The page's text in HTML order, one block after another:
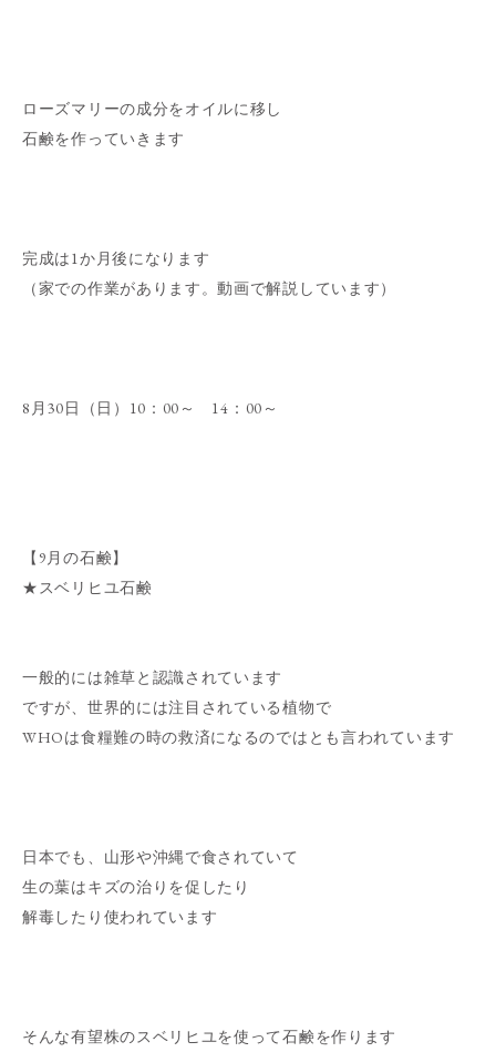
ローズマリーの成分をオイルに移し
石鹸を作っていきます
完成は1か月後になります
（家での作業があります。動画で解説しています）
8月30日（日）10：00～ 14：00～
【9月の石鹸】
★スベリヒユ石鹸
一般的には雑草と認識されています
ですが、世界的には注目されている植物で
WHOは食糧難の時の救済になるのではとも言われています
日本でも、山形や沖縄で食されていて
生の葉はキズの治りを促したり
解毒したり使われています
そんな有望株のスベリヒユを使って石鹸を作ります